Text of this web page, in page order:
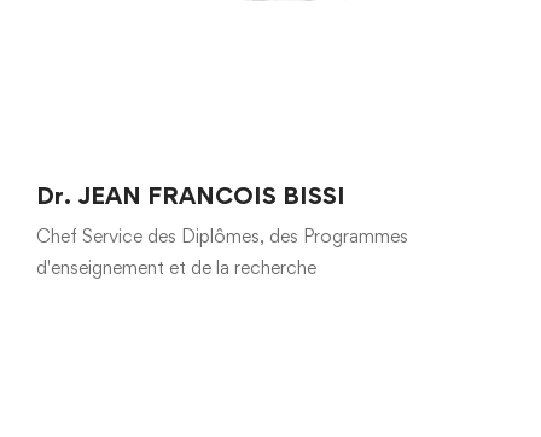
Dr. JEAN FRANCOIS BISSI
Chef Service des Diplômes, des Programmes
d'enseignement et de la recherche